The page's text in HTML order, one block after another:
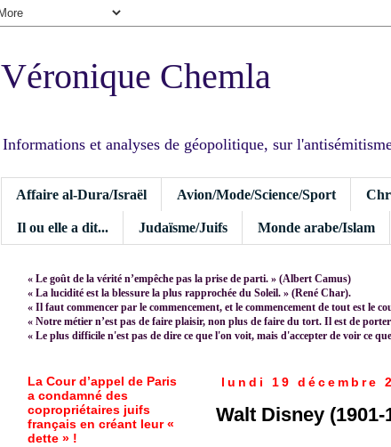
Véronique Chemla
Informations et analyses de géopolitique, sur
Affaire al-Dura/Israël Avion/Mode/Science/Sport
Il ou elle a dit... Judaïsme/Juifs Monde arabe/Islam
« Le goût de la vérité n’empêche pas la prise de parti. » (Albert Camus)
« La lucidité est la blessure la plus rapprochée du Soleil. » (René Char).
« Il faut commencer par le commencement, et le commencement de tout est le
« Notre métier n’est pas de faire plaisir, non plus de faire du tort. Il est de
« Le plus difficile n'est pas de dire ce que l'on voit, mais d'accepter de voir ce
lundi 19 décembre
Walt Disney (1901-
La Cour d’appel de Paris
a condamné des
copropriétaires juifs
français en créant leur «
dette » !